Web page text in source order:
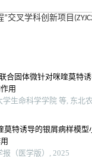
交叉学科创新项目